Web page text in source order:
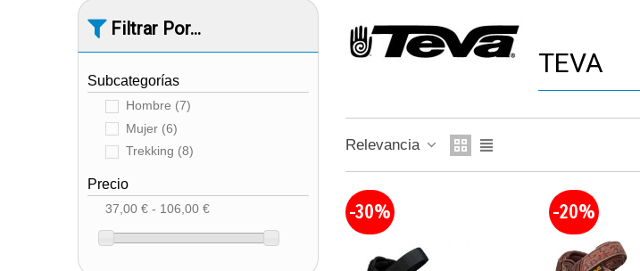
Filtrar Por...
Subcategorías
Hombre (7)
Mujer (6)
Trekking (8)
Precio
37,00 € - 106,00 €
TEVA
Relevancia
-30% -20%